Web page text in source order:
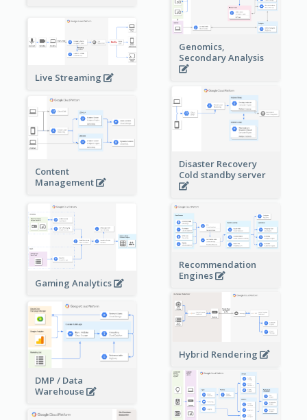
Genomics,
Secondary Analysis
Live Streaming
Disaster Recovery
Cold standby server
Content
Management
Gaming Analytics
Recommendation
Engines
Hybrid Rendering
DMP / Data
Warehouse